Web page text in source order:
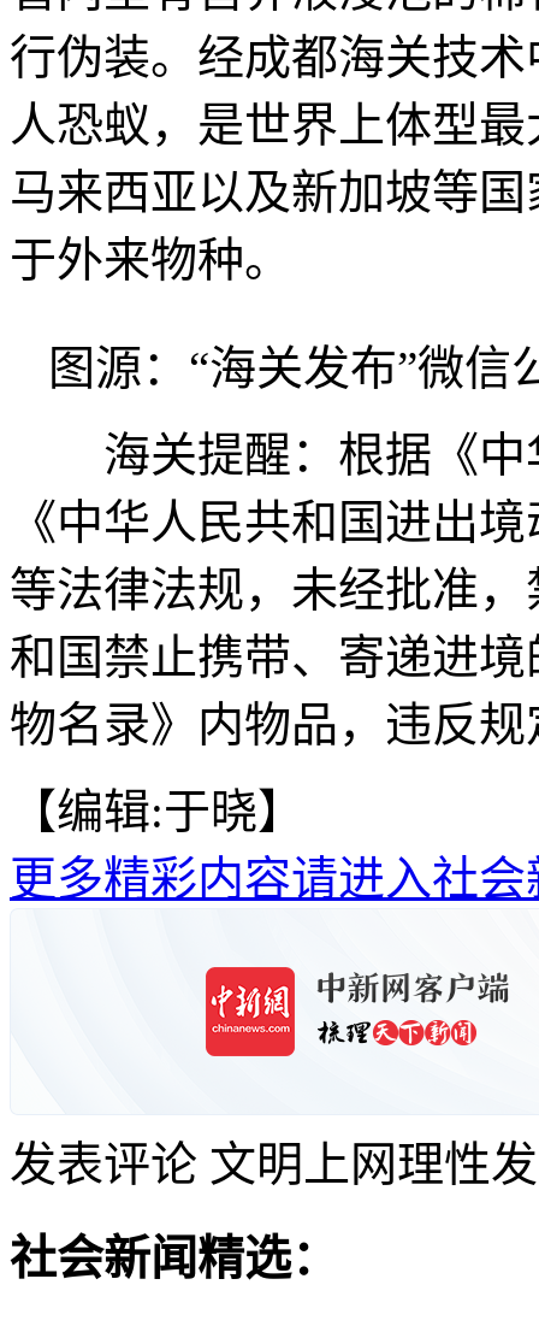
行伪装。经成都海关技
人恐蚁，是世界上体型
马来西亚以及新加坡等
于外来物种。
图源：“海关发布”微信
海关提醒：根据《中
《中华人民共和国进出
等法律法规，未经批准
和国禁止携带、寄递进
物名录》内物品，违反
【编辑:于晓】
更多精彩内容请进入社会
发表评论 文明上网理性
社会新闻精选：